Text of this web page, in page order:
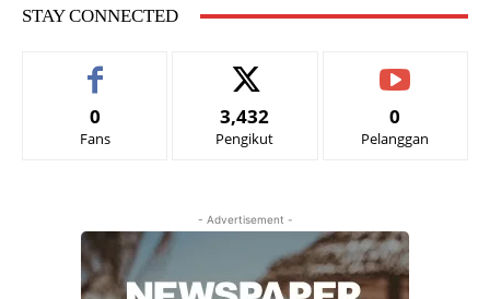
STAY CONNECTED
0
Fans
3,432
Pengikut
0
Pelanggan
- Advertisement -